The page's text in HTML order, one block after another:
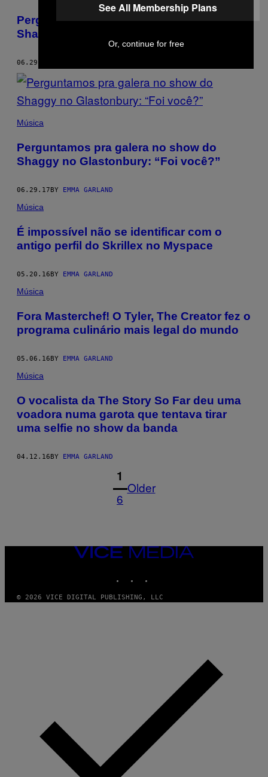
Perguntamos pra galera no show do
Shaggy no Glastonbury: “Foi você?”
06.29.17
Música
Perguntamos pra galera no show do
Shaggy no Glastonbury: “Foi você?”
06.29.17BY EMMA GARLAND
Música
É impossível não se identificar com o
antigo perfil do Skrillex no Myspace
05.20.16BY EMMA GARLAND
Música
Fora Masterchef! O Tyler, The Creator fez o
programa culinário mais legal do mundo
05.06.16BY EMMA GARLAND
Música
O vocalista da The Story So Far deu uma
voadora numa garota que tentava tirar
uma selfie no show da banda
04.12.16BY EMMA GARLAND
1
6
Older
VICE
MEDIA
© 2026 VICE DIGITAL PUBLISHING, LLC
See All Membership Plans
Or, continue for free